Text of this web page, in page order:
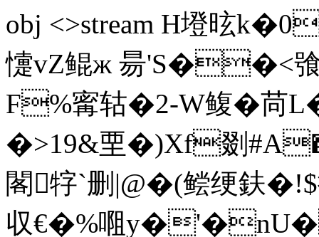
obj <>stream H墱昡k�0
懥vZ鲲ж 昜'S��<飸
F%寗轱�2-W鳆�苘
�>19&垔�)Xf剟
閣牸`删|@�(鲿绠鈇
収€�%唨